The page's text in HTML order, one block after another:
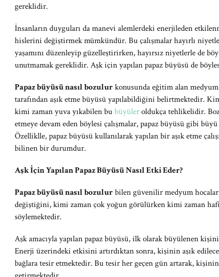
gereklidir.
İnsanların duyguları da manevi alemlerdeki enerjileden
hislerini değiştirmek mümkündür. Bu çalışmalar hayırlı
yaşamını düzenleyip güzelleştirirken, hayırsız niyetlerle de
unutmamak gereklidir. Aşk için yapılan papaz büyüsü de
Papaz büyüsü nasıl bozulurkonusunda eğitim alan
tarafından aşık etme büyüsü yapılabildiğini belirtmektedir.
kimi zaman yuva yıkabilen bubüyüleroldukça tehlikelidir.
etmeye devam eden böylesi çalışmalar, papaz büyüsü gibi
Özelliklle, papaz büyüsü kullanılarak yapılan bir aşık etme
bilinen bir durumdur.
Aşk İçin Yapılan Papaz Büyüsü Nasıl Etki Eder?
Papaz büyüsü nasıl bozulurbilen güvenilir medyum
değiştiğini, kimi zaman çok yoğun görülürken kimi zaman
söylemektedir.
Aşk amacıyla yapılan papaz büyüsü, ilk olarak büyülenen
Enerji üzerindeki etkisini artırdıktan sonra, kişinin aşık
bağlara tesir etmektedir. Bu tesir her geçen gün artarak,